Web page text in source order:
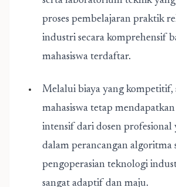
proses pembelajaran praktik
industri secara komprehensif
mahasiswa terdaftar.
Melalui biaya yang kompetitif,
mahasiswa tetap
intensif dari dosen profesional
dalam perancangan algoritma
pengoperasian teknologi
sangat adaptif dan maju.